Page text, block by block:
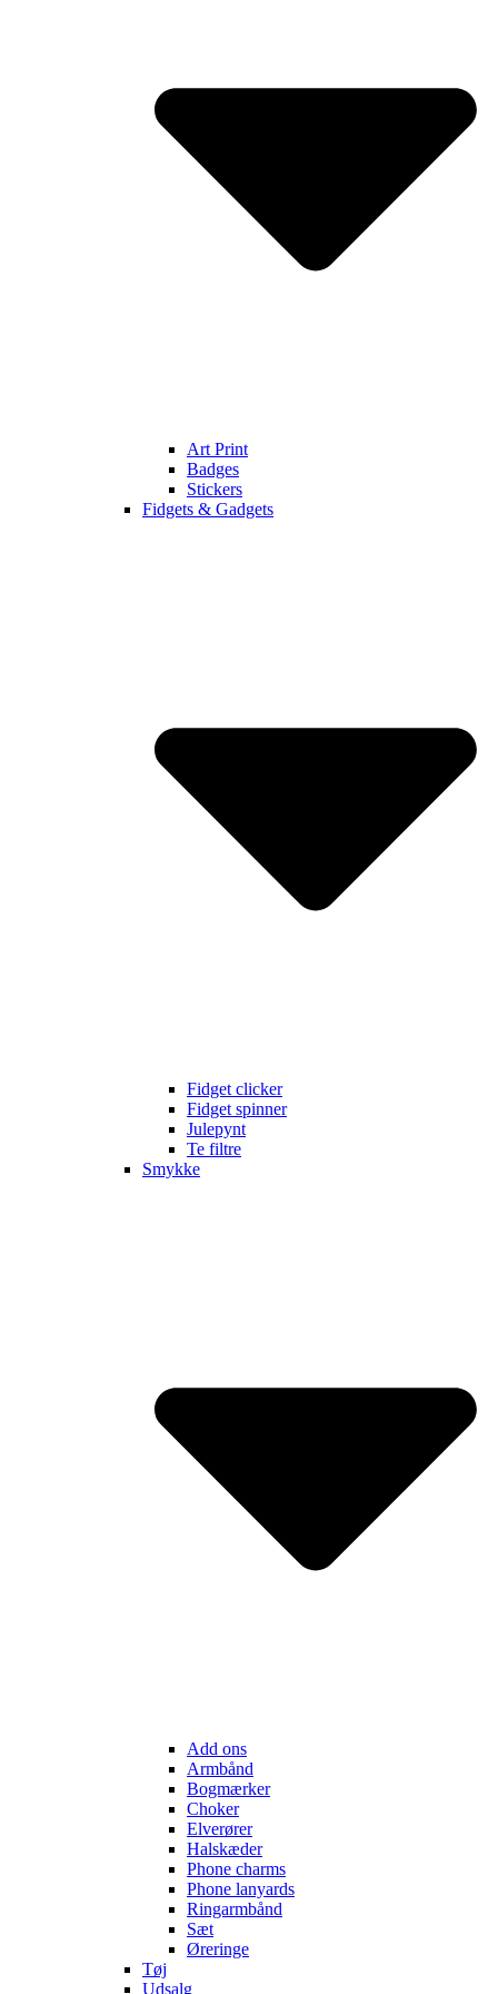
Art Print
Badges
Stickers
Fidgets & Gadgets
Fidget clicker
Fidget spinner
Julepynt
Te filtre
Smykke
Add ons
Armbånd
Bogmærker
Choker
Elverører
Halskæder
Phone charms
Phone lanyards
Ringarmbånd
Sæt
Øreringe
Tøj
Udsalg